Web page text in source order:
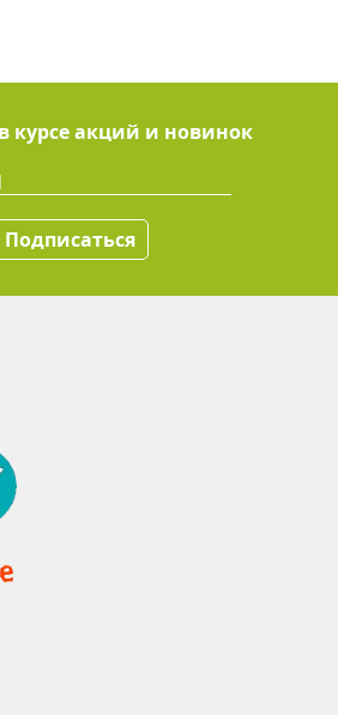
курсе акций и новинок
Подписаться